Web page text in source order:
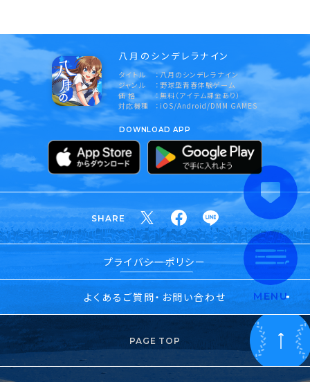
八月のシンデレラナイン
タイトル
八月のシンデレラナイン
ジャンル
野球型青春体験ゲーム
価 格
無料（アイテム課金あり）
対応機種
iOS/Android/DMM GAMES
DOWNLOAD APP
SHARE
プライバシーポリシー
よくあるご質問・お問い合わせ MENU
PAGE TOP